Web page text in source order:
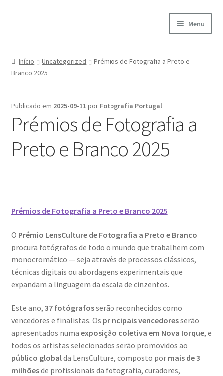
Menu
A minha conta
Carrinho
Checkout
Courses
Dia Mundial da Terra
Dicas
Dicas de Fotografia
Dicas Photoshop
FEIRA DO LIVRO: Última semana da Campanha 50-15
Livros gratuitos de Fotografia
Início Uncategorized
Prémios de Fotografia a Preto e
Branco 2025
Publicado em 2025-09-11 por Fotografia Portugal
Prémios de Fotografia a
Preto e Branco 2025
Prémios de Fotografia a Preto e Branco 2025
O Prémio LensCulture de Fotografia a Preto e Branco
procura fotógrafos de todo o mundo que trabalhem com
monocromático — seja através de processos clássicos,
técnicas digitais ou abordagens experimentais que
expandam a linguagem da escala de cinzentos.
Este ano, 37 fotógrafosserão reconhecidos como
vencedores e finalistas. Os principais vencedoresserão
apresentados numa exposição coletiva em Nova Iorque, e
todos os artistas selecionados serão promovidos ao
público globalda LensCulture, composto por mais de 3
milhõesde profissionais da fotografia, curadores,